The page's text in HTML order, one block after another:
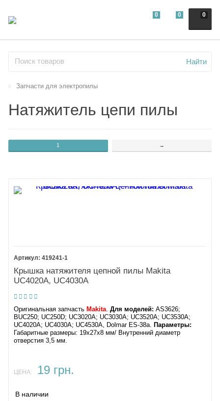
0
0 0
Найти
Запчасти для электропилы
Натяжитель цепи пилы
1 →
419241-1
Крышка натяжителя цепной пилы Makita
UC4020A, UC4030A
Оригинальная запчасть Makita. Для моделей: AS3626;
BUC250; UC250D; UC3020A; UC3030A; UC3520A; UC3530A;
UC4020A; UC4030A; UC4530A, Dolmar ES-38a. Параметры:
Габаритные размеры: 19х27х8 мм/ Внутренний диаметр
отверстия 3,5 мм.
ЦЕНА: 19 грн.
В наличии